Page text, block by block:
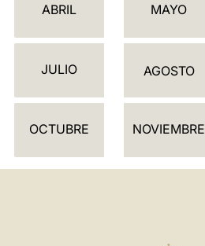
D
R
ABRIL MAYO
JULIO AGOSTO
OCTUBRE NOVIEMBRE